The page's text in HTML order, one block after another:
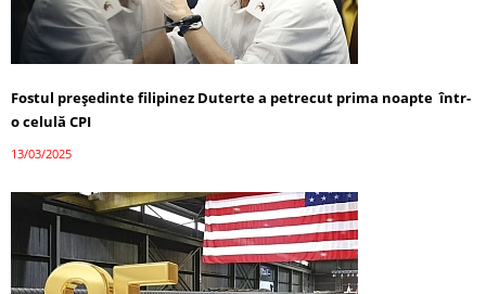
Fostul președinte filipinez Duterte a petrecut prima noapte într-
o celulă CPI
13/03/2025